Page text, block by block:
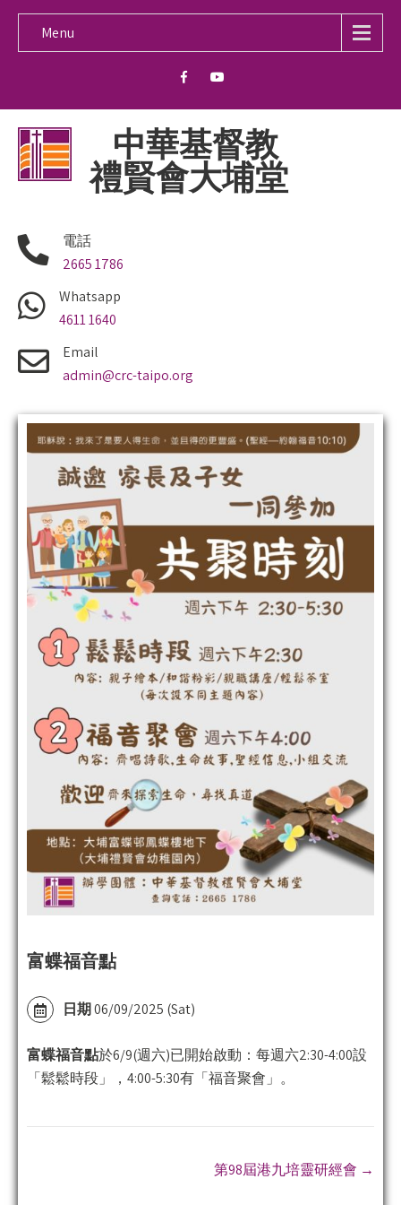
Menu
中華基督教
禮賢會大埔堂
電話
2665 1786
Whatsapp
4611 1640
Email
admin@crc-taipo.org
富蝶福音點
日期06/09/2025 (Sat)
富蝶福音點於6/9(週六)已開始啟動：每週六2:30-4:00設
「鬆鬆時段」，4:00-5:30有「福音聚會」。
第98屆港九培靈研經會 →